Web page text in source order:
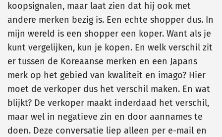
koopsignalen, maar laat zien dat hij ook met
andere merken bezig is. Een echte shopper dus. In
mijn wereld is een shopper een koper. Want als je
kunt vergelijken, kun je kopen. En welk verschil zit
er tussen de Koreaanse merken en een Japans
merk op het gebied van kwaliteit en imago? Hier
moet de verkoper dus het verschil maken. En wat
blijkt? De verkoper maakt inderdaad het verschil,
maar wel in negatieve zin en door aannames te
doen. Deze conversatie liep alleen per e-mail en